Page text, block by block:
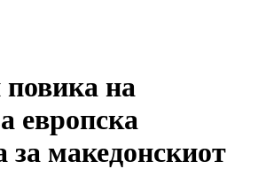
на
европска
за македонскиот